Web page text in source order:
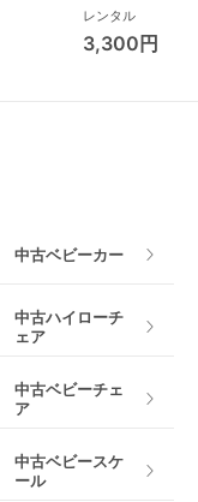
ス フォーエバ
レンド ジャン
パルー キッズ
レンタル
3,300円
中古ベビーカー
中古ハイローチ
ェア
中古ベビーチェ
ア
中古ベビースケ
ール